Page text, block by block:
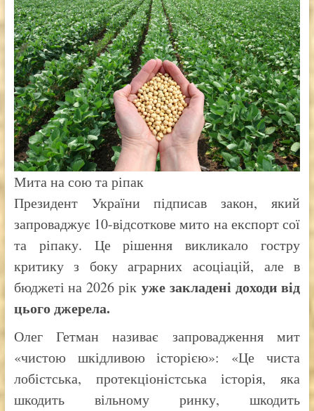
Мита на сою та ріпак
Президент України підписав закон, який
запроваджує 10-відсоткове мито на експорт сої
та ріпаку. Це рішення викликало гостру
критику з боку аграрних асоціацій, але в
бюджеті на 2026 рікуже закладені доходи від
цього джерела.
Олег Гетман називає запровадження мит
«чистою шкідливою історією»: «Це чиста
лобістська, протекціоністська історія, яка
шкодить вільному ринку, шкодить